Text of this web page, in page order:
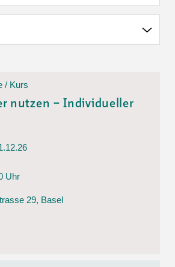
/ Kurs
nutzen – Individueller
Uhr
29, Basel